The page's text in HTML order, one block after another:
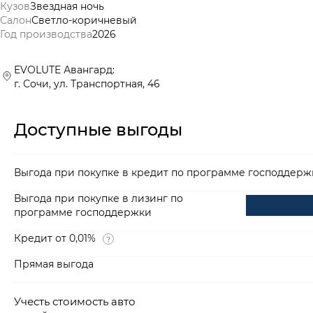
КузовЗвездная ночь
СалонСветло-коричневый
Год производства2026
EVOLUTE Авангард:
г. Сочи, ул. Транспортная, 46
Доступные выгоды
Выгода при покупке в кредит по программе
Выгода при покупке в лизинг по
программе господдержки
Кредит от 0,01%
Прямая выгода
Учесть стоимость авто